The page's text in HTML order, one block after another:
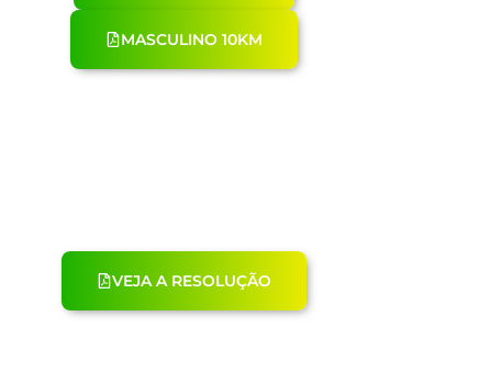
MASCULINO 10KM
VEJA A RESOLUÇÃO